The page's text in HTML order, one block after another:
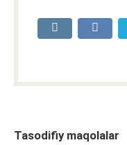
Tasodifiy maqolalar